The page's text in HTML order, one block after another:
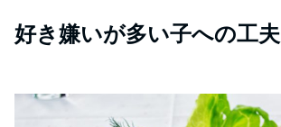
好き嫌いが多い子への工夫